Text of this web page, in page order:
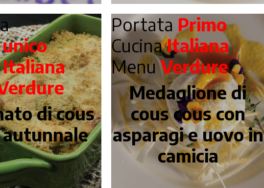
Italiana
di cous
autunnale
Portata Primo
CucinaItaliana
MenuVerdure
Medaglione di
cous cous con
asparagi e uovo in
camicia